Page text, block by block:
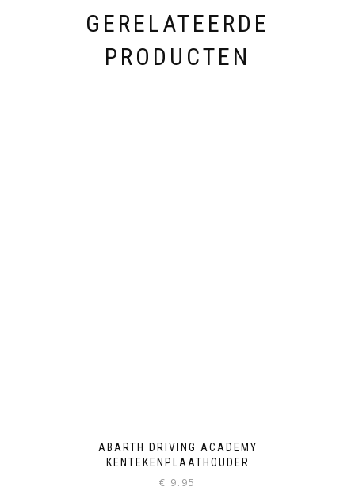
GERELATEERDE
PRODUCTEN
ABARTH DRIVING ACADEMY
KENTEKENPLAATHOUDER
€ 9.95